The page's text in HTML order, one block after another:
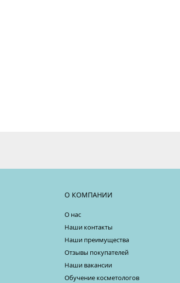
О КОМПАНИИ
О нас
Наши контакты
Наши преимущества
Отзывы покупателей
Наши вакансии
Обучение косметологов